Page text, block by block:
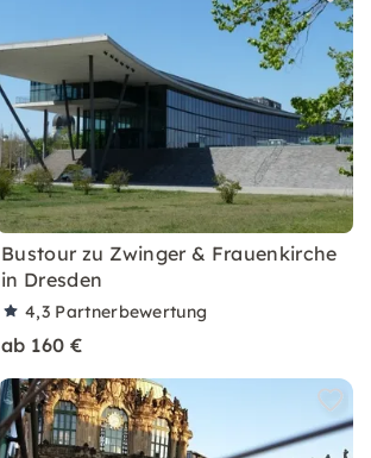
Bustour zu Zwinger & Frauenkirche
in Dresden
4,3 Partnerbewertung
ab 160 €